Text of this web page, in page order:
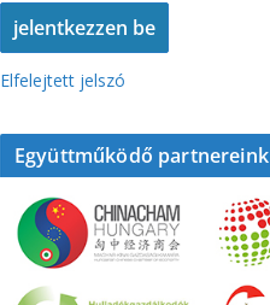
Elfelejtett jelszó
Együttműködő partnereink